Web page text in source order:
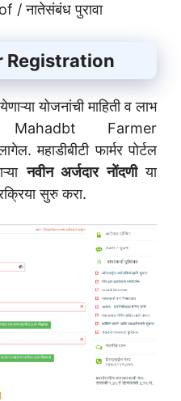
/ नातेसंबंध पुरावा
Registration
योजनांची माहिती व लाभ
Mahadbt Farmer
महाडीबीटी फार्मर पोर्टल
नवीन अर्जदार नोंदणीया
सुरु करा.